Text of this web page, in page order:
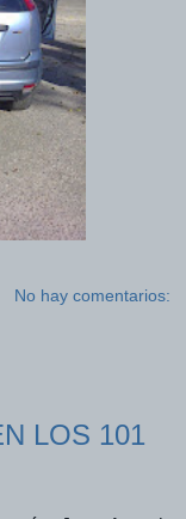
No hay comentarios:
LOS 101